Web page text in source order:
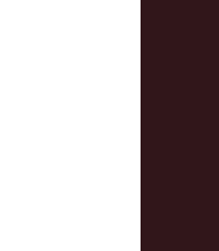
en más de
nacionales